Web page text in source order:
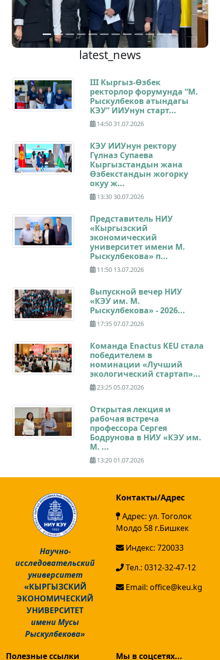
Previous Next
latest_news
III Кыргыз-Өзбек
ректорлор форумунда “М.
Рыскулбеков атындагы
КЭУ” ИИУнун старт...
14:50 31.07.2026
КЭУ ИИУнун ректору
Гүлназ Супаева
Кыргызстандын жана
Өзбекстандын жогорку
окуу ж...
13:30 30.07.2026
Представитель НИУ
«Кыргызский
экономический
университет имени М.
Рыскулбекова» п...
11:50 13.07.2026
Выпускной вечер НИУ
«КЭУ им. М.
Рыскулбекова» - 2026...
17:35 07.07.2026
Команда Enactus KEU стала
победителем в
номинации «Лучший
экологический стартап»...
23:25 05.07.2026
Открытая лекция и
рабочая встреча
профессора Сергея
Бодрунова в НИУ «КЭУ им.
М. ...
13:20 01.07.2026
Научно-
исследовательский
университет
«КЫРГЫЗСКИЙ
ЭКОНОМИЧЕСКИЙ
УНИВЕРСИТЕТ
имени Мусы
Рыскулбекова»
Контакты/Адрес
Адрес: ул. Тоголок
Молдо 58 г.Бишкек
Индекс: 720033
Тел.: 0312-32-47-12
Email: office@keu.kg
Полезные ссылки Мы в соцсетях...